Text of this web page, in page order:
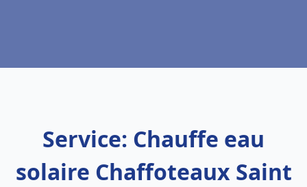
Service: Chauffe eau
solaire Chaffoteaux Saint